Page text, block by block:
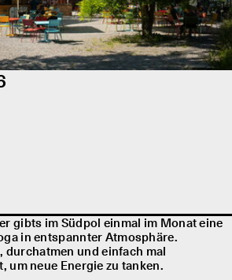
gibts im Südpol einmal im Monat eine
in entspannter Atmosphäre.
durchatmen und einfach mal
um neue Energie zu tanken.